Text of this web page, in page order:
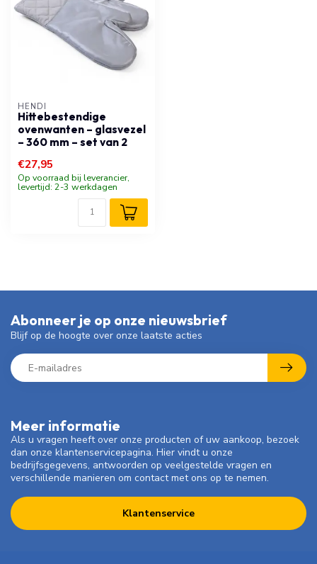
HENDI
Hittebestendige
ovenwanten – glasvezel
– 360 mm – set van 2
€27,95
Op voorraad bij leverancier,
levertijd: 2-3 werkdagen
Meer informatie
Als u vragen heeft over onze producten of uw aankoop, bezoek
dan onze klantenservicepagina. Hier vindt u onze
bedrijfsgegevens, antwoorden op veelgestelde vragen en
verschillende manieren om contact met ons op te nemen.
Klantenservice
Abonneer je op onze nieuwsbrief
Blijf op de hoogte over onze laatste acties